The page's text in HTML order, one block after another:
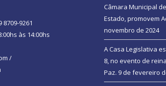
8709-9261
às 14:00hs
/
Câmara Municipal
Estado, promovem
novembro de 2024
A Casa Legislativa
8, no evento de
Paz. 9 de fevereiro